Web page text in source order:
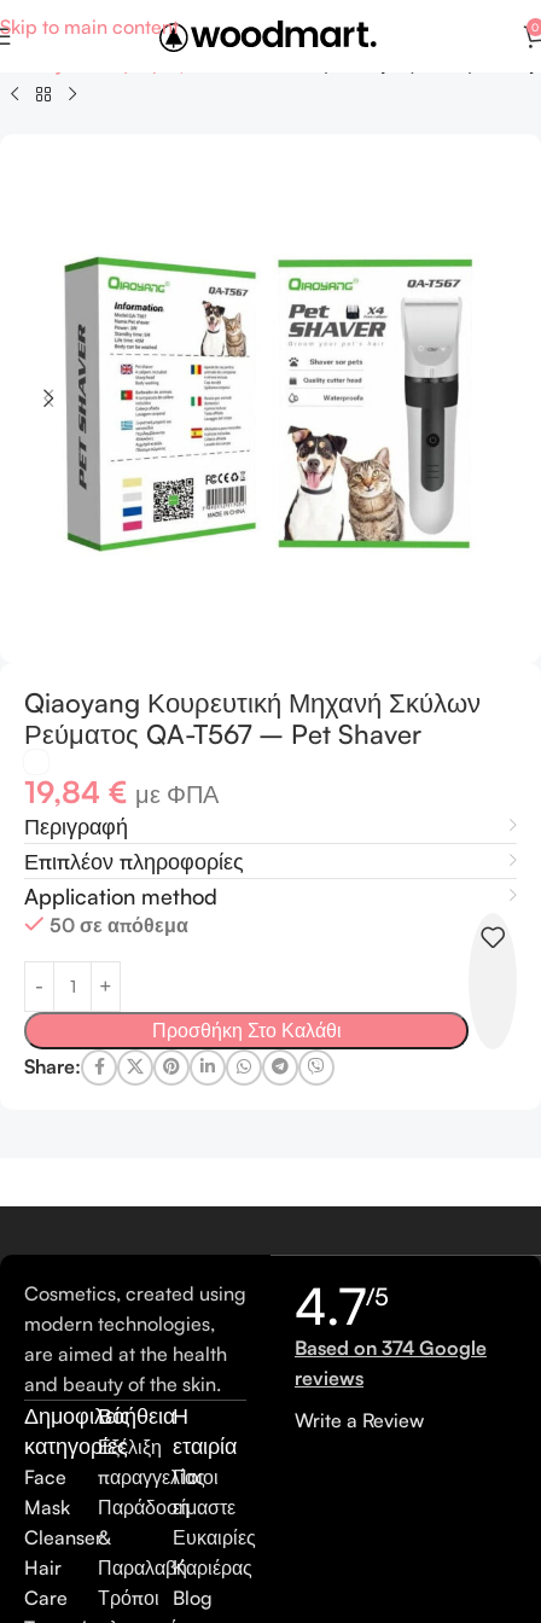
Skip to main content 0
Qiaoyang Κουρευτική Μηχανή Σκύλων
Ρεύματος QA-T567 – Pet Shaver
19,84 € με ΦΠΑ
Περιγραφή
Επιπλέον πληροφορίες
Application method
50 σε απόθεμα
Προσθήκη Στο Καλάθι
Share:
Cosmetics, created using
modern technologies,
are aimed at the health
and beauty of the skin.
Δημοφιλείς
κατηγορίες
Face
Mask
Cleanser
Hair
Care
Βοήθεια
Εξέλιξη
παραγγελίας
Παράδοση
&
Παραλαβή
Τρόποι
Η
εταιρία
Ποιοι
είμαστε
Ευκαιρίες
Καριέρας
Blog
4.7/5
Based on 374 Google
reviews
Write a Review